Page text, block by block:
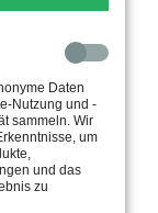
Objekte
Daten
Nutzung und -
sammeln. Wir
um
und das
zu